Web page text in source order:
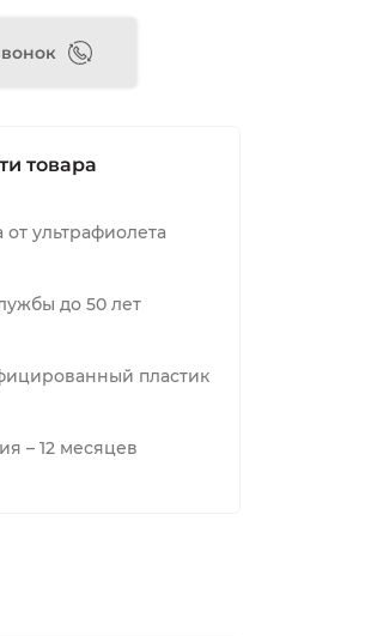
товара
от ультрафиолета
до 50 лет
пластик
– 12 месяцев